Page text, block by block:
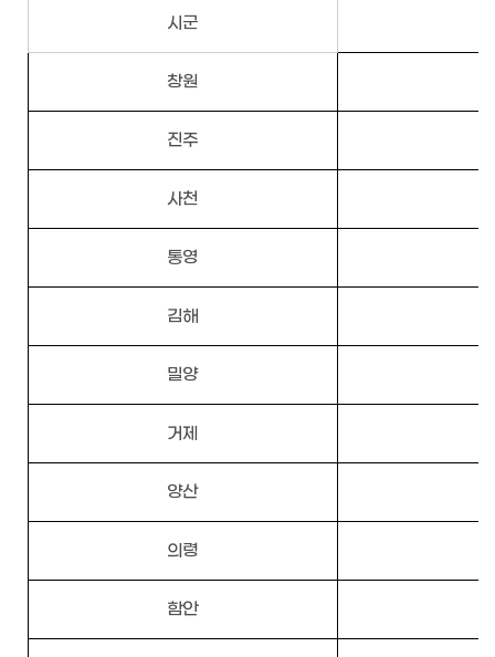
시군
창원
진주
사천
통영
김해
밀양
거제
양산
의령
함안